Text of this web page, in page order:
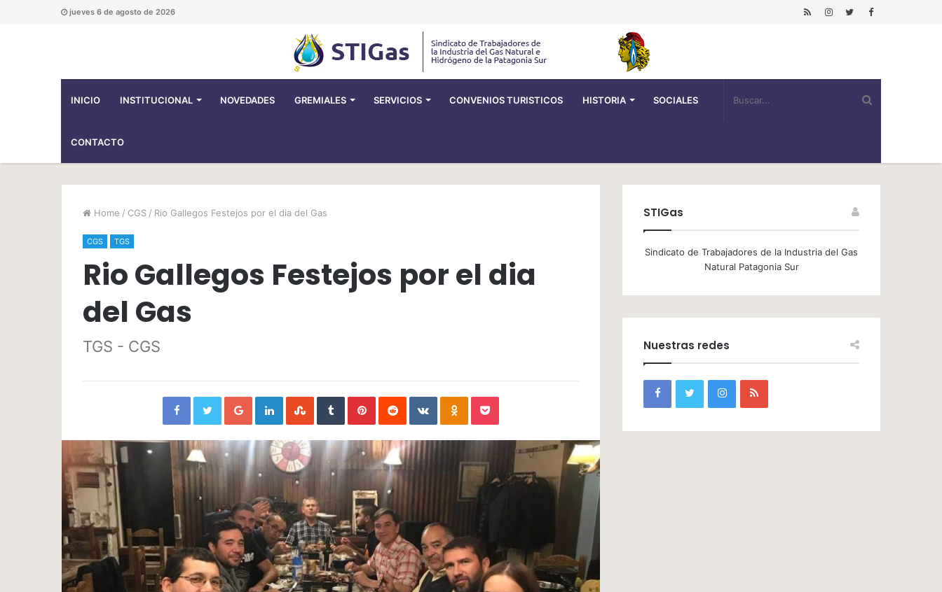
jueves 6 de agosto de 2026
INICIO INSTITUCIONAL NOVEDADES GREMIALES SERVICIOS CONVENIOS TURISTICOS HISTORIA SOCIALES
CONTACTO
Home / CGS / Rio Gallegos Festejos por el dia del Gas
CGS TGS
Rio Gallegos Festejos por el dia
del Gas
TGS - CGS
FacebookTwitterGoogle+LinkedInStumbleUpon
TumblrPinterestReddit VKontakteOdnoklassniki
Pocket
STIGas
Sindicato de Trabajadores de la Industria del Gas
Natural Patagonia Sur
Nuestras redes